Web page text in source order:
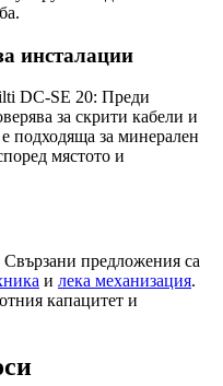
инсталации
DC-SE 20: Преди
за скрити кабели и
подходяща за минерален
мястото и
предложения са
и лека механизация.
капацитет и